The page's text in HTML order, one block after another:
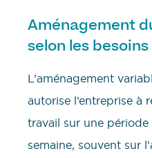
Aménagement
selon les
L’aménagement
autorise l’entreprise à
travail sur une
semaine, souvent sur